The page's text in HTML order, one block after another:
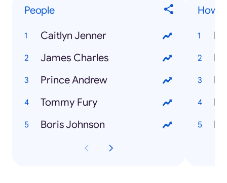
People
Caitlyn Jenner
James Charles
Prince Andrew
Tommy Fury
Boris Johnson
How